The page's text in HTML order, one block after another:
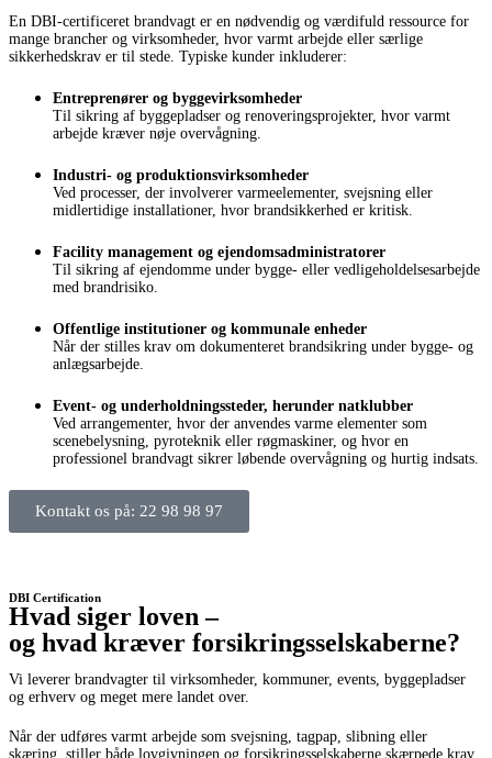
En DBI-certificeret brandvagt er en nødvendig og værdifuld ressource for
mange brancher og virksomheder, hvor varmt arbejde eller særlige
sikkerhedskrav er til stede. Typiske kunder inkluderer:
Entreprenører og byggevirksomheder
Til sikring af byggepladser og renoveringsprojekter, hvor varmt
arbejde kræver nøje overvågning.
Industri- og produktionsvirksomheder
Ved processer, der involverer varmeelementer, svejsning eller
midlertidige installationer, hvor brandsikkerhed er kritisk.
Facility management og ejendomsadministratorer
Til sikring af ejendomme under bygge- eller vedligeholdelsesarbejde
med brandrisiko.
Offentlige institutioner og kommunale enheder
Når der stilles krav om dokumenteret brandsikring under bygge- og
anlægsarbejde.
Event- og underholdningssteder, herunder natklubber
Ved arrangementer, hvor der anvendes varme elementer som
scenebelysning, pyroteknik eller røgmaskiner, og hvor en
professionel brandvagt sikrer løbende overvågning og hurtig indsats.
Kontakt os på: 22 98 98 97
DBI Certification
Hvad siger loven –
og hvad kræver forsikringsselskaberne?
Vi leverer brandvagter til virksomheder, kommuner, events, byggepladser
og erhverv og meget mere landet over.
Når der udføres varmt arbejde som svejsning, tagpap, slibning eller
skæring, stiller både lovgivningen og forsikringsselskaberne skærpede krav